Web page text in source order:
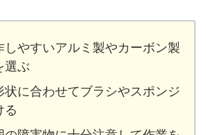
しやすいアルミ製やカーボン製
選ぶ
状に合わせてブラシやスポンジ
る